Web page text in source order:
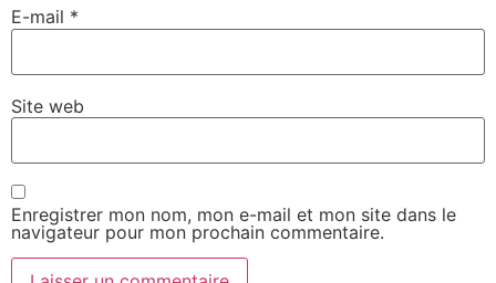
E-mail *
Site web
Enregistrer mon nom, mon e-mail et mon site dans le
navigateur pour mon prochain commentaire.